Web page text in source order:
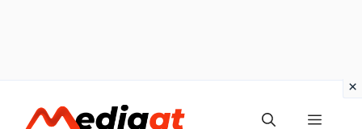
MENU